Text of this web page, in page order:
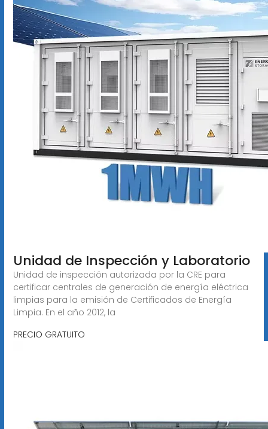
Unidad de Inspección y Laboratorio
Unidad de inspección autorizada por la CRE para
certificar centrales de generación de energía eléctrica
limpias para la emisión de Certificados de Energía
Limpia. En el año 2012, la
PRECIO GRATUITO